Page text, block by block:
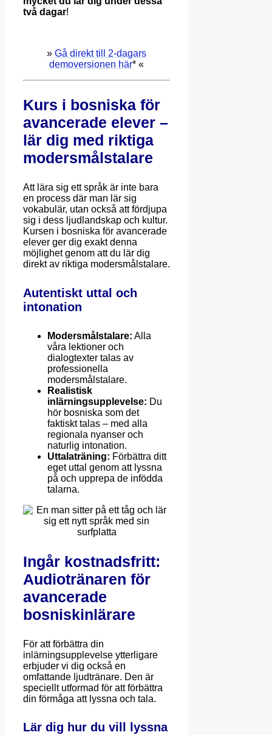
två dagar!
»Gå direkt till 2-dagars
demoversionen här* «
Kurs i bosniska för
avancerade elever –
lär dig med riktiga
modersmålstalare
Att lära sig ett språk är inte bara
en process där man lär sig
vokabulär, utan också att fördjupa
sig i dess ljudlandskap och kultur.
Kursen i bosniska för avancerade
elever ger dig exakt denna
möjlighet genom att du lär dig
direkt av riktiga modersmålstalare.
Autentiskt uttal och
intonation
Modersmålstalare: Alla
våra lektioner och
dialogtexter talas av
professionella
modersmålstalare.
Realistisk
inlärningsupplevelse: Du
hör bosniska som det
faktiskt talas – med alla
regionala nyanser och
naturlig intonation.
Uttalaträning: Förbättra ditt
eget uttal genom att lyssna
på och upprepa de infödda
talarna.
Ingår kostnadsfritt:
Audiotränaren för
avancerade
bosniskinlärare
För att förbättra din
inlärningsupplevelse ytterligare
erbjuder vi dig också en
omfattande ljudtränare. Den är
speciellt utformad för att förbättra
din förmåga att lyssna och tala.
Lär dig hur du vill lyssna